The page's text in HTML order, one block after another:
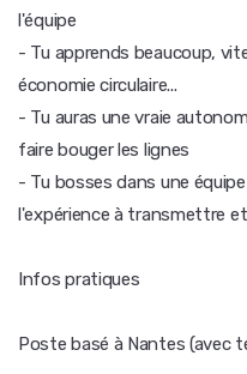
l'équipe
- Tu apprends beaucoup,
économie circulaire...
- Tu auras une vraie
faire bouger les lignes
- Tu bosses dans une
l'expérience à transmettre
Infos pratiques
Poste basé à Nantes (avec